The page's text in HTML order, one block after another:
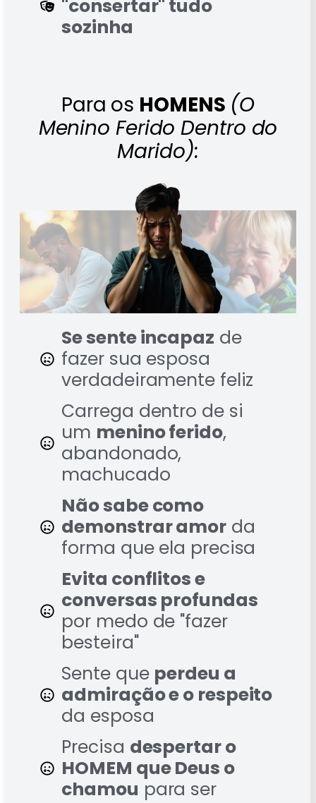
"consertar" tudo
sozinha
Para os HOMENS (O
Menino Ferido Dentro do
Marido):
Se sente incapaz de
fazer sua esposa
verdadeiramente feliz
Carrega dentro de si
um menino ferido,
abandonado,
machucado
Não sabe como
demonstrar amorda
forma que ela precisa
Evita conflitos e
conversas profundas
por medo de "fazer
besteira"
Sente que perdeu a
admiração e o respeito
da esposa
Precisa despertar o
HOMEM que Deus o
chamou para ser